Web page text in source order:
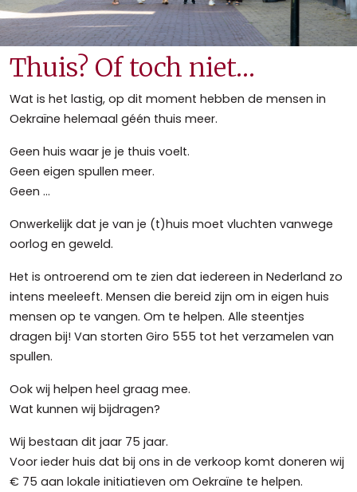
Thuis? Of toch niet…
Wat is het lastig, op dit moment hebben de mensen in
Oekraïne helemaal géén thuis meer.
Geen huis waar je je thuis voelt.
Geen eigen spullen meer.
Geen …
Onwerkelijk dat je van je (t)huis moet vluchten vanwege
oorlog en geweld.
Het is ontroerend om te zien dat iedereen in Nederland zo
intens meeleeft. Mensen die bereid zijn om in eigen huis
mensen op te vangen. Om te helpen. Alle steentjes
dragen bij! Van storten Giro 555 tot het verzamelen van
spullen.
Ook wij helpen heel graag mee.
Wat kunnen wij bijdragen?
Wij bestaan dit jaar 75 jaar.
Voor ieder huis dat bij ons in de verkoop komt doneren wij
€ 75 aan lokale initiatieven om Oekraïne te helpen.